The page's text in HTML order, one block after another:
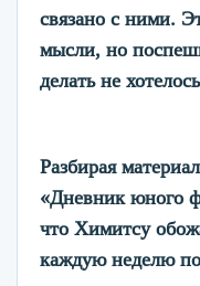
связано с ними.
мысли, но
делать не
Разбирая
«Дневник юного
что Химитсу
каждую неделю